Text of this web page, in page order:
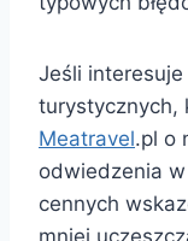
Jeśli interesuje
turystycznych,
Meatravel.pl o
odwiedzenia
cennych